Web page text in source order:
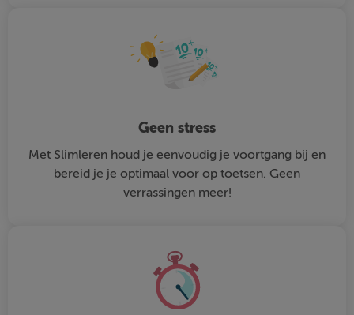
Geen stress
Met Slimleren houd je eenvoudig je voortgang bij en
bereid je je optimaal voor op toetsen. Geen
verrassingen meer!